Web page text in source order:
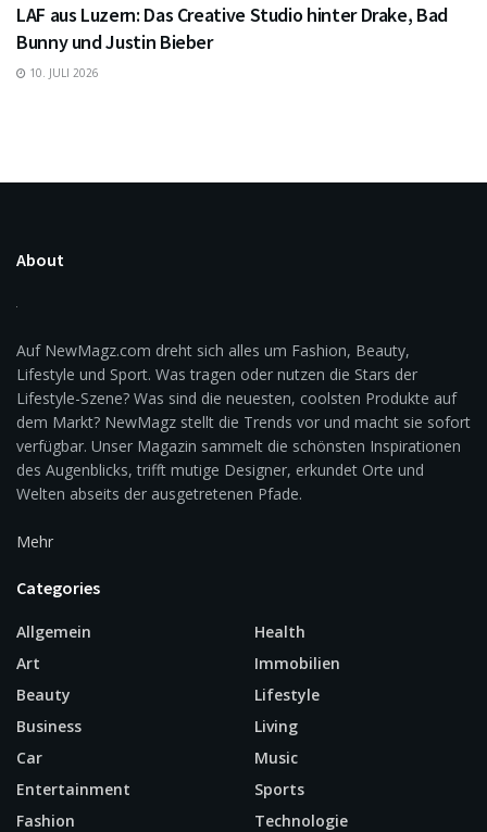
LAF aus Luzern: Das Creative Studio hinter Drake, Bad
Bunny und Justin Bieber
10. JULI 2026
About
Auf NewMagz.com dreht sich alles um Fashion, Beauty,
Lifestyle und Sport. Was tragen oder nutzen die Stars der
Lifestyle-Szene? Was sind die neuesten, coolsten Produkte auf
dem Markt? NewMagz stellt die Trends vor und macht sie sofort
verfügbar. Unser Magazin sammelt die schönsten Inspirationen
des Augenblicks, trifft mutige Designer, erkundet Orte und
Welten abseits der ausgetretenen Pfade.
Mehr
Categories
Allgemein
Art
Beauty
Business
Car
Entertainment
Fashion
Health
Immobilien
Lifestyle
Living
Music
Sports
Technologie